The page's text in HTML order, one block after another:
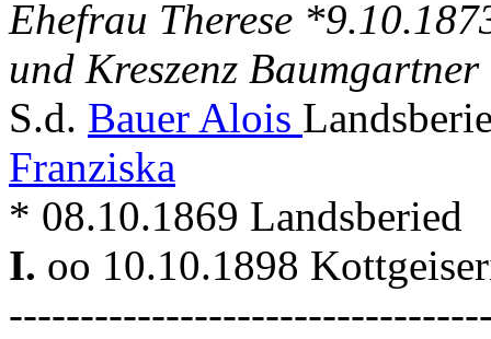
Ehefrau Therese
und Kreszenz Baumgartner
S.d. Bauer Alois
Franziska
* 08.10.1869 Landsberied
I. oo 10.10.1898